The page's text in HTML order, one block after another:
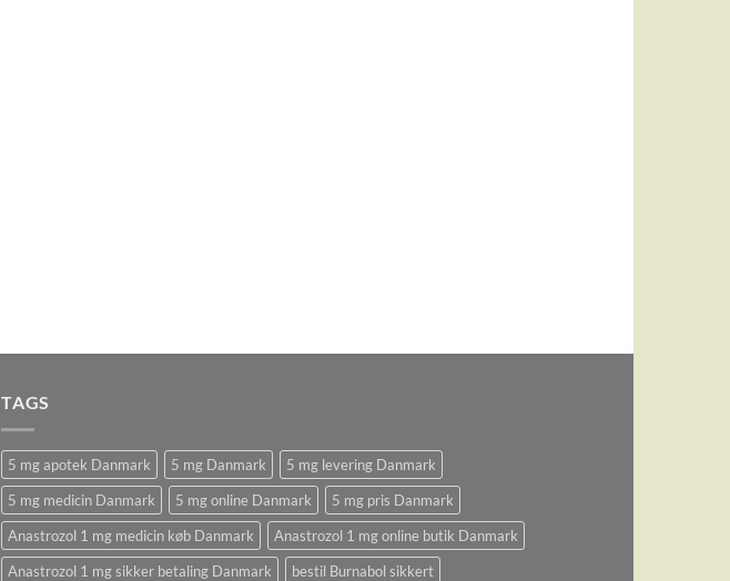
TAGS
5 mg apotek Danmark 5 mg Danmark
5 mg levering Danmark
5 mg medicin Danmark
5 mg online Danmark
5 mg pris Danmark
Anastrozol 1 mg medicin køb Danmark
Anastrozol 1 mg online butik Danmark
Anastrozol 1 mg sikker betaling Danmark
bestil Burnabol sikkert